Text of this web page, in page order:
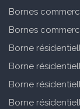
Bornes
Bornes
Borne
Borne
Borne
Borne